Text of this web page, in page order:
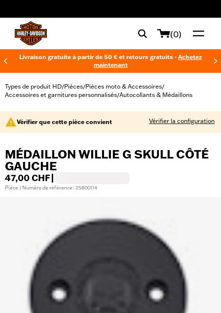
(0)
Livraison gratuite à partir de 50 € et retours gratuits - Achetez
maintenant
Types de produit HD/Pièces/Pièces moto & Accessoires/
Accessoires et garnitures personnalisés/Autocollants & Médaillons
Vérifier que cette pièce convient Vérifier la configuration
MÉDAILLON WILLIE G SKULL CÔTÉ
GAUCHE
47,00 CHF
Pièce | Numéro de référence : 25800114